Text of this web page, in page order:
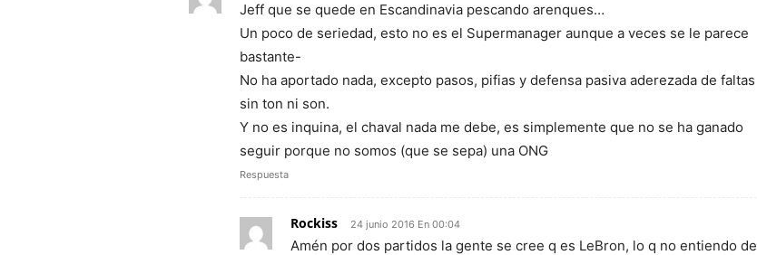
Jeff que se quede en Escandinavia pescando arenques…
Un poco de seriedad, esto no es el Supermanager aunque a veces se le parece
bastante-
No ha aportado nada, excepto pasos, pifias y defensa pasiva aderezada de faltas
sin ton ni son.
Y no es inquina, el chaval nada me debe, es simplemente que no se ha ganado
seguir porque no somos (que se sepa) una ONG
Respuesta
Rockiss 24 junio 2016 En 00:04
Amén por dos partidos la gente se cree q es LeBron, lo q no entiendo de